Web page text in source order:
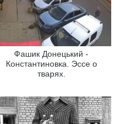
Фашик Донецький -
Константиновка. Эссе о
тварях.